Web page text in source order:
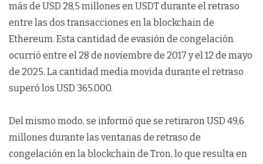
más de USD 28,5 millones en USDT durante el retraso
entre las dos transacciones en la blockchain de
Ethereum. Esta cantidad de evasión de congelación
ocurrió entre el 28 de noviembre de 2017 y el 12 de mayo
de 2025. La cantidad media movida durante el retraso
superó los USD 365.000.
Del mismo modo, se informó que se retiraron USD 49,6
millones durante las ventanas de retraso de
congelación en la blockchain de Tron, lo que resulta en